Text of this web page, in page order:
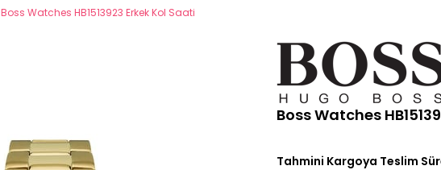
Boss Watches HB1513923 Erkek Kol Saati
Boss Watches
Tahmini Kargoya Teslim